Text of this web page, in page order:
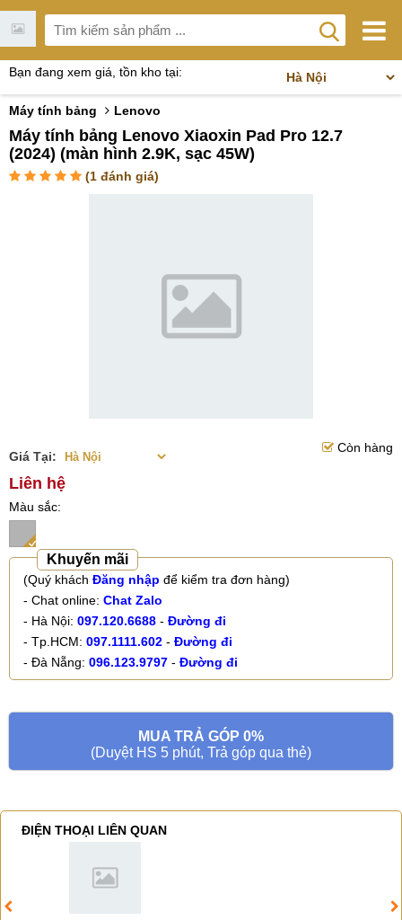
Bạn đang xem giá, tồn kho tại:
Máy tính bảng Lenovo
Máy tính bảng Lenovo Xiaoxin Pad Pro 12.7
(2024) (màn hình 2.9K, sạc 45W)
(1 đánh giá)
Giá Tại:
Liên hệ
Còn hàng
Màu sắc
Khuyến mãi
(Quý khách Đăng nhập để kiểm tra đơn hàng)
- Chat online: Chat Zalo
- Hà Nội: 097.120.6688 - Đường đi
- Tp.HCM: 097.1111.602 - Đường đi
- Đà Nẵng: 096.123.9797 - Đường đi
MUA TRẢ GÓP 0%
(Duyệt HS 5 phút, Trả góp qua thẻ)
ĐIỆN THOẠI LIÊN QUAN